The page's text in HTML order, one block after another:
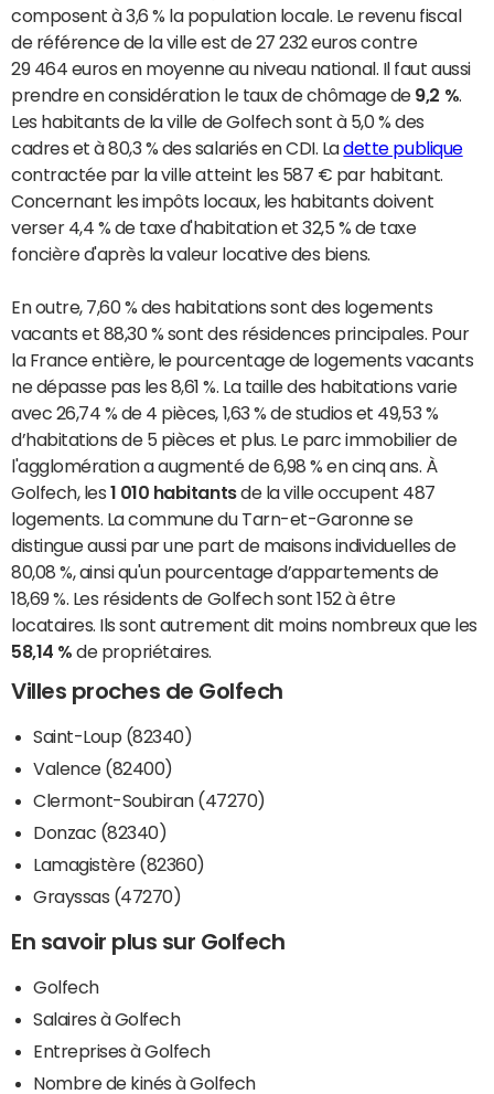
composent à 3,6 % la population locale. Le revenu fiscal
de référence de la ville est de 27 232 euros contre
29 464 euros en moyenne au niveau national. Il faut aussi
prendre en considération le taux de chômage de 9,2 %
Les habitants de la ville de Golfech sont à 5,0 % des
cadres et à 80,3 % des salariés en CDI. Ladette publique
contractée par la ville atteint les 587 € par habitant.
Concernant les impôts locaux, les habitants doivent
verser 4,4 % de taxe d'habitation et 32,5 % de taxe
foncière d'après la valeur locative des biens.
En outre, 7,60 % des habitations sont des logements
vacants et 88,30 % sont des résidences principales. Pour
la France entière, le pourcentage de logements vacants
ne dépasse pas les 8,61 %. La taille des habitations varie
avec 26,74 % de 4 pièces, 1,63 % de studios et 49,53 %
d’habitations de 5 pièces et plus. Le parc immobilier de
l'agglomération a augmenté de 6,98 % en cinq ans. À
Golfech, les 1 010 habitantsde la ville occupent 487
logements. La commune du Tarn-et-Garonne se
distingue aussi par une part de maisons individuelles de
80,08 %, ainsi qu'un pourcentage d’appartements de
18,69 %. Les résidents de Golfech sont 152 à être
locataires. Ils sont autrement dit moins nombreux que les
58,14 % de propriétaires.
Villes proches de Golfech
Saint-Loup (82340)
Valence (82400)
Clermont-Soubiran (47270)
Donzac (82340)
Lamagistère (82360)
Grayssas (47270)
En savoir plus sur Golfech
Golfech
Salaires à Golfech
Entreprises à Golfech
Nombre de kinés à Golfech